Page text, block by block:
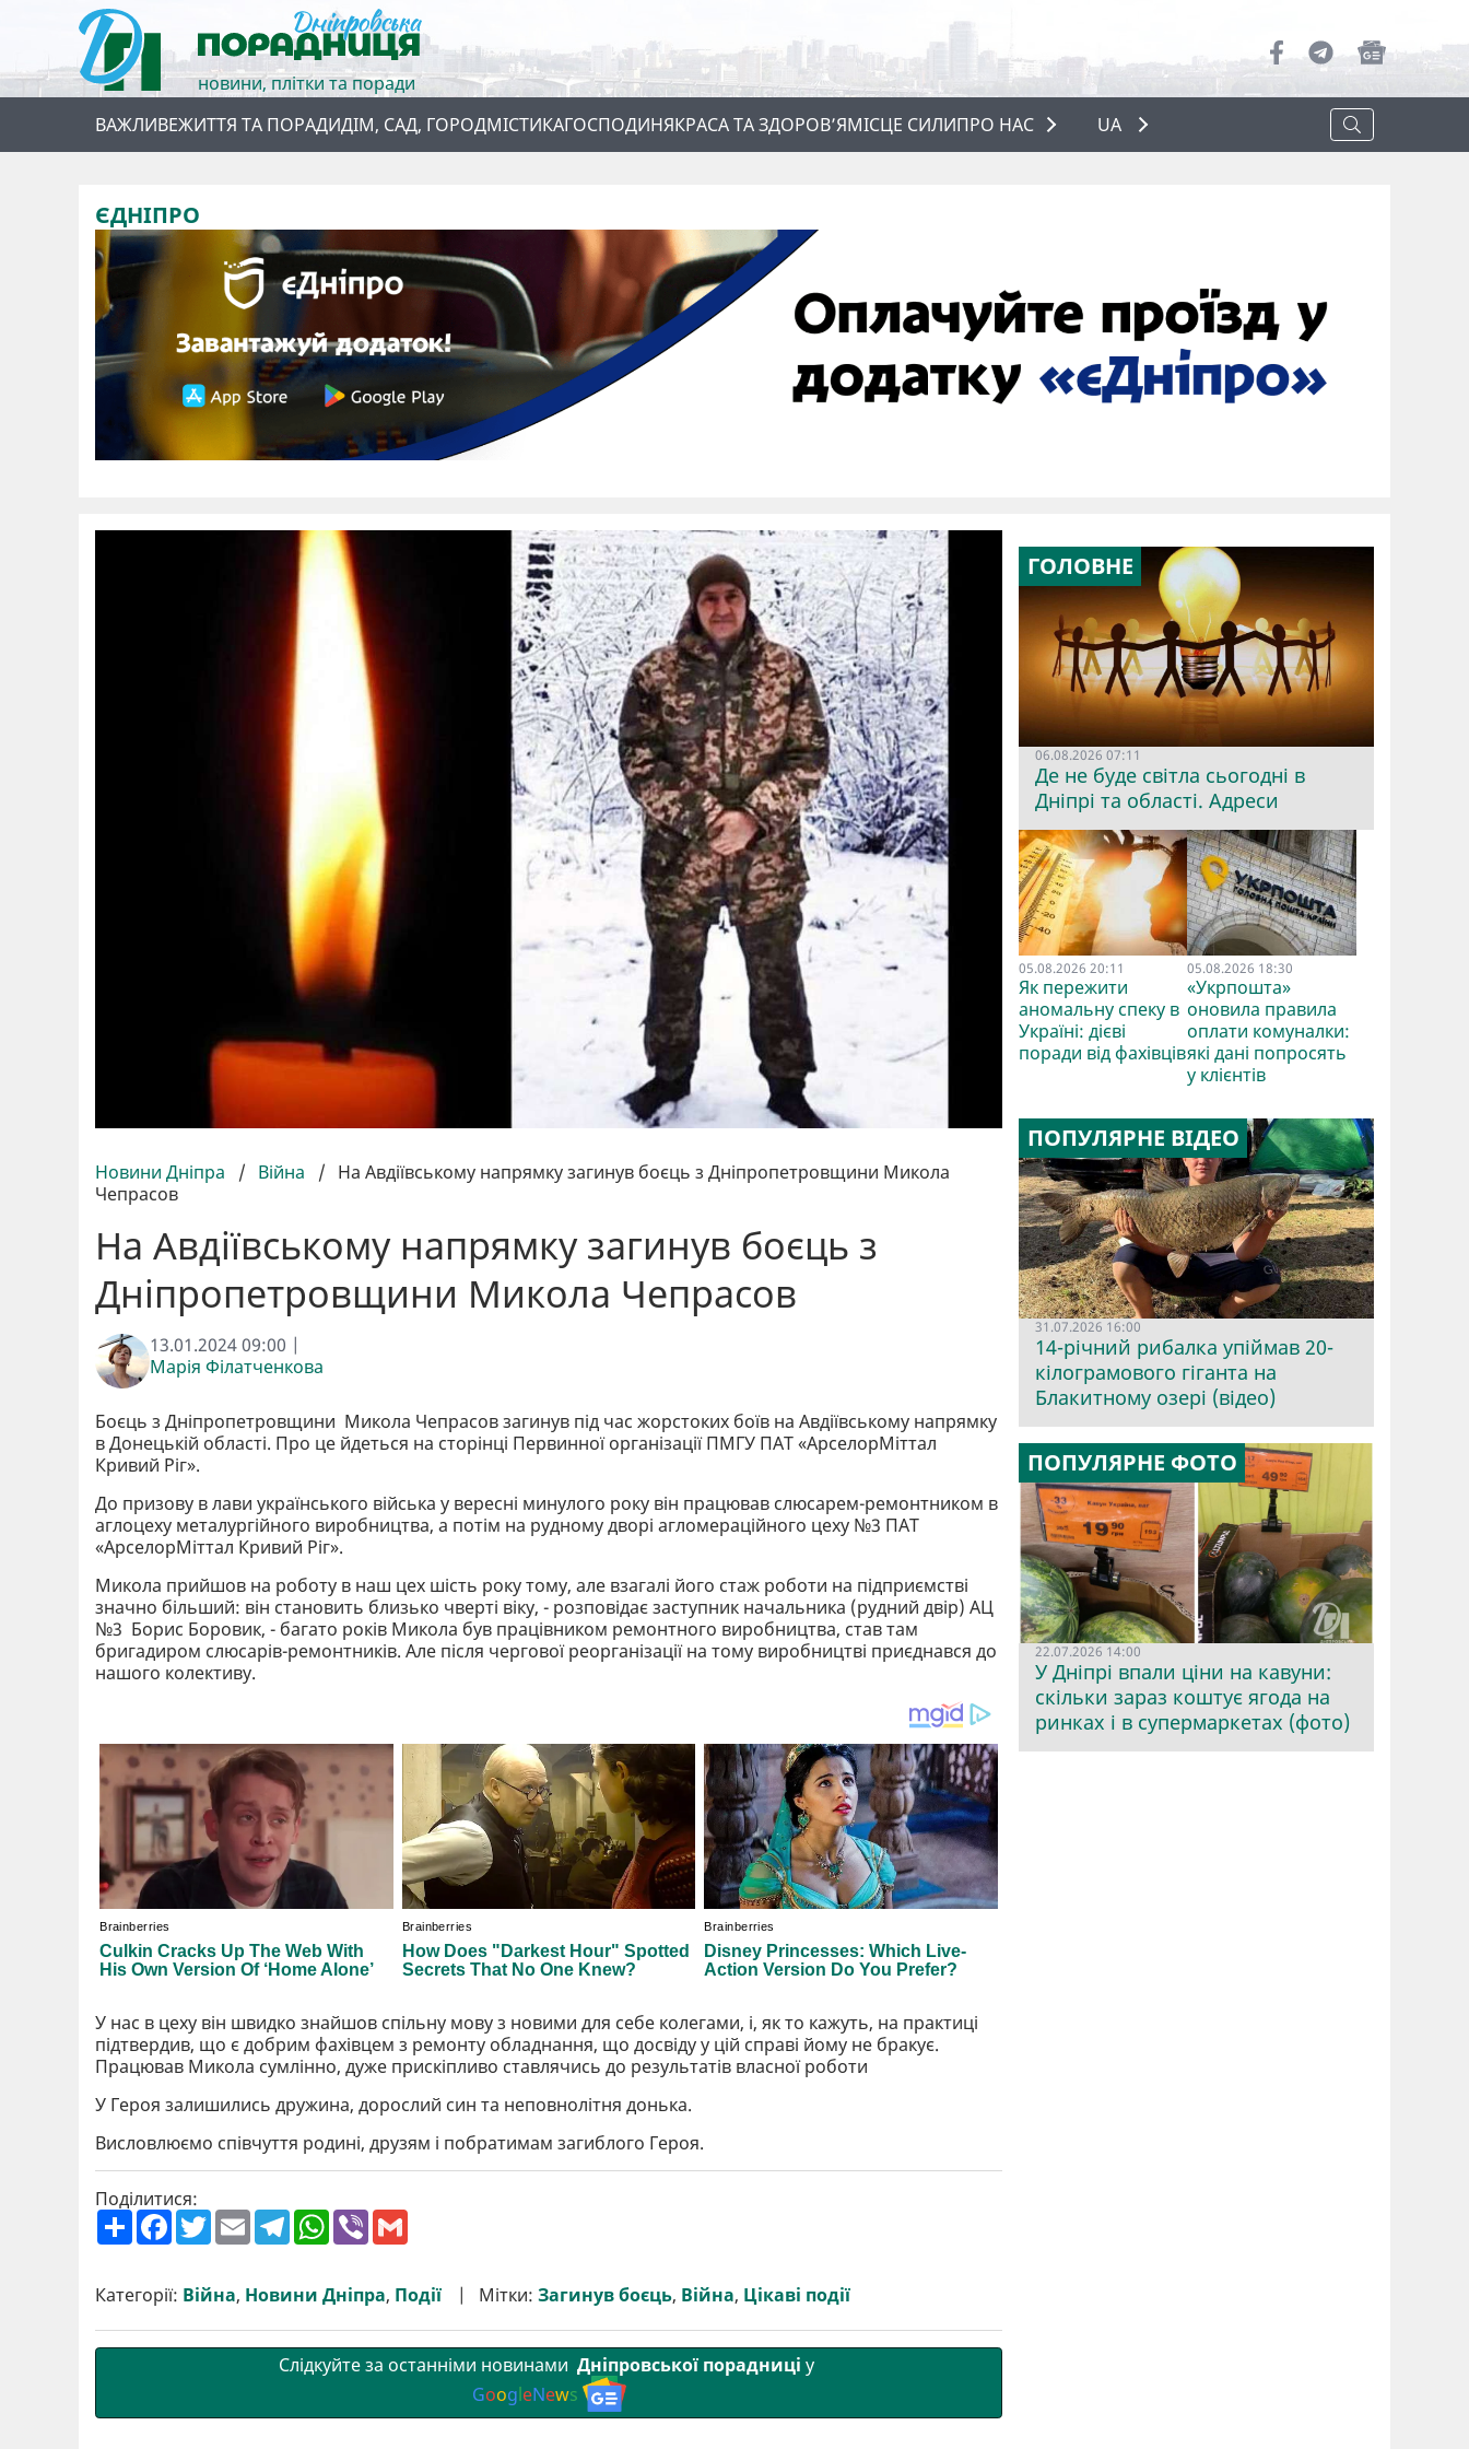
новини, плітки та поради
ВАЖЛИВЕЖИТТЯ ТА ПОРАДИДІМ, САД, ГОРОДМІСТИКАГОСПОДИНЯКРАСА ТА ЗДОРОВ’ЯМІСЦЕ СИЛИПРО НАС
ПРО НАС
UA
ЄДНІПРО
Новини Дніпра / Війна / На Авдіївському напрямку загинув боєць з Дніпропетровщини Микола
Чепрасов
На Авдіївському напрямку загинув боєць з
Дніпропетровщини Микола Чепрасов
13.01.2024 09:00 |
Марія Філатченкова
Боєць з Дніпропетровщини Микола Чепрасов загинув під час жорстоких боїв на Авдіївському напрямку
в Донецькій області. Про це йдеться на сторінці Первинної організації ПМГУ ПАТ «АрселорМіттал
Кривий Ріг».
До призову в лави українського війська у вересні минулого року він працював слюсарем-ремонтником в
аглоцеху металургійного виробництва, а потім на рудному дворі агломераційного цеху №3 ПАТ
«АрселорМіттал Кривий Ріг».
Микола прийшов на роботу в наш цех шість року тому, але взагалі його стаж роботи на підприємстві
значно більший: він становить близько чверті віку, - розповідає заступник начальника (рудний двір) АЦ
№3 Борис Боровик, - багато років Микола був працівником ремонтного виробництва, став там
бригадиром слюсарів-ремонтників. Але після чергової реорганізації на тому виробництві приєднався до
нашого колективу.
У нас в цеху він швидко знайшов спільну мову з новими для себе колегами, і, як то кажуть, на практиці
підтвердив, що є добрим фахівцем з ремонту обладнання, що досвіду у цій справі йому не бракує.
Працював Микола сумлінно, дуже прискіпливо ставлячись до результатів власної роботи
У Героя залишились дружина, дорослий син та неповнолітня донька.
Висловлюємо співчуття родині, друзям і побратимам загиблого Героя.
Поділитися:
П
о
р
и
F
a
b
o
T
w
t
e
E
m
l
T
e
g
r
W
h
s
A
V
r l
Категорії: Війна, Новини Дніпра, Події Мітки: Загинув боєць, Війна, Цікаві події
Слідкуйте за останніми новинами Дніпровської порадниці у
GoogleNews
ГОЛОВНЕ
06.08.2026 07:11
Де не буде світла сьогодні в
Дніпрі та області. Адреси
05.08.2026 20:11
Як пережити
аномальну спеку в
Україні: дієві
поради від фахівців
05.08.2026 18:30
«Укрпошта»
оновила правила
оплати комуналки:
які дані попросять
у клієнтів
ПОПУЛЯРНЕ ВІДЕО
31.07.2026 16:00
14-річний рибалка упіймав 20-
кілограмового гіганта на
Блакитному озері (відео)
ПОПУЛЯРНЕ ФОТО
22.07.2026 14:00
У Дніпрі впали ціни на кавуни:
скільки зараз коштує ягода на
ринках і в супермаркетах (фото)